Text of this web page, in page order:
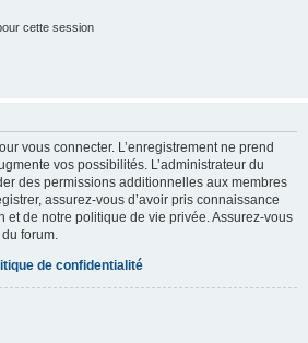
cette session
vous connecter. L’enregistrement ne prend
vos possibilités. L’administrateur du
des permissions additionnelles aux membres
assurez-vous d’avoir pris connaissance
et de notre politique de vie privée. Assurez-vous
forum.
de confidentialité